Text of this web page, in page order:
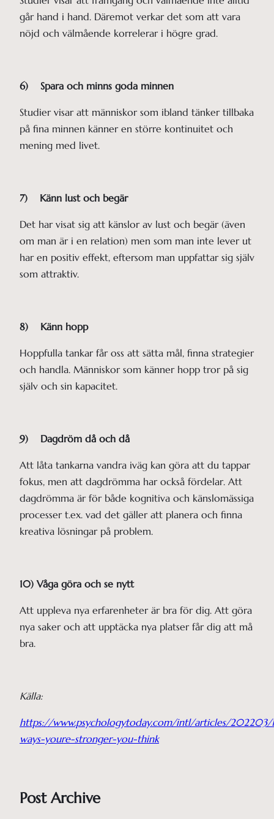
går hand i hand. Däremot verkar det som att vara
nöjd och välmående korrelerar i högre grad.
6) Spara och minns goda minnen
Studier visar att människor som ibland tänker tillbaka
på fina minnen känner en större kontinuitet och
mening med livet.
7) Känn lust och begär
Det har visat sig att känslor av lust och begär (även
om man är i en relation) men som man inte lever ut
har en positiv effekt, eftersom man uppfattar sig själv
som attraktiv.
8) Känn hopp
Hoppfulla tankar får oss att sätta mål, finna strategier
och handla. Människor som känner hopp tror på sig
själv och sin kapacitet.
9) Dagdröm då och då
Att låta tankarna vandra iväg kan göra att du tappar
fokus, men att dagdrömma har också fördelar. Att
dagdrömma är för både kognitiva och känslomässiga
processer t.ex. vad det gäller att planera och finna
kreativa lösningar på problem.
10) Våga göra och se nytt
Att uppleva nya erfarenheter är bra för dig. Att göra
nya saker och att upptäcka nya platser får dig att må
bra.
Källa:
https://www.psychologytoday.com/intl/articles/202203/
ways-youre-stronger-you-think
Post Archive